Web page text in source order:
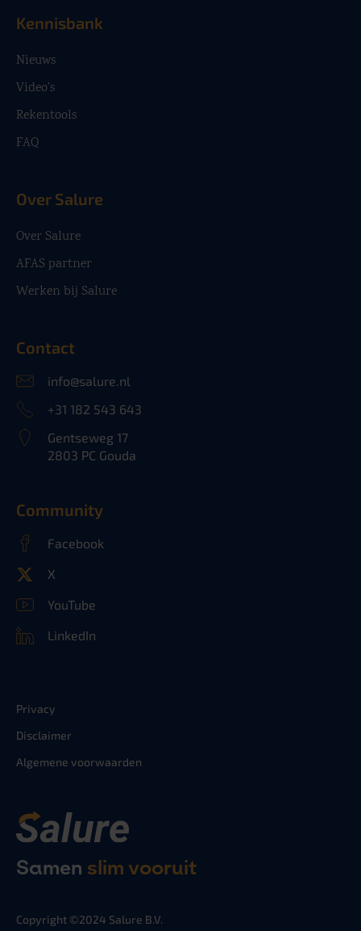
Kennisbank
Nieuws
Video’s
Rekentools
FAQ
Over Salure
Over Salure
AFAS partner
Werken bij Salure
Contact
info@salure.nl
+31 182 543 643
Gentseweg 17
2803 PC Gouda
Community
Facebook
X
YouTube
LinkedIn
Privacy
Disclaimer
Algemene voorwaarden
Copyright ©2024 Salure B.V.
Samen slim vooruit